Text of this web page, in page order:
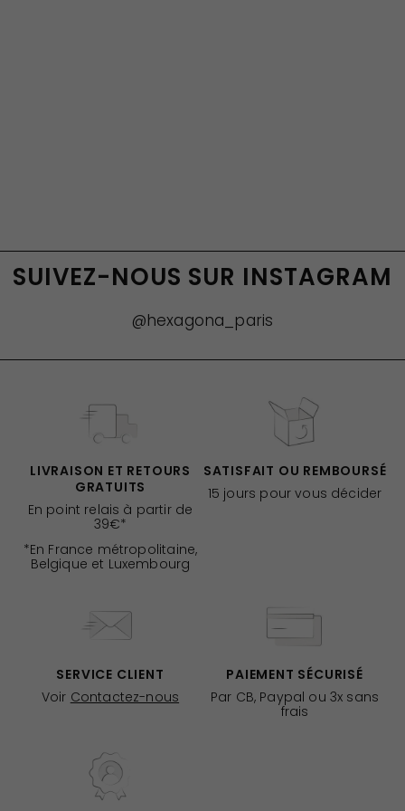
SUIVEZ-NOUS SUR INSTAGRAM
@hexagona_paris
LIVRAISON ET RETOURS
GRATUITS
En point relais à partir de
39€*
*En France métropolitaine,
Belgique et Luxembourg
SATISFAIT OU REMBOURSÉ
15 jours pour vous décider
SERVICE CLIENT
Voir Contactez-nous
PAIEMENT SÉCURISÉ
Par CB, Paypal ou 3x sans
frais